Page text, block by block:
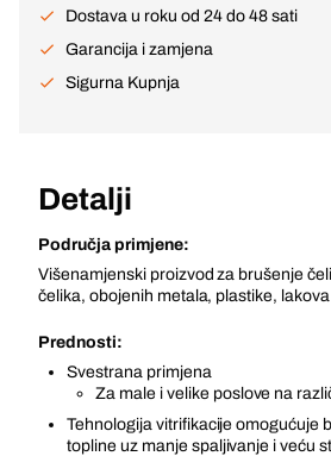
Dostava u roku od 24 do 48 sati
Garancija i zamjena
Sigurna Kupnja
Detalji
Područja primjene:
Višenamjenski proizvod za brušenje
čelika, obojenih metala, plastike,
Prednosti:
Svestrana primjena
Za male i velike poslove na
Tehnologija vitrifikacije omogućuje
topline uz manje spaljivanje i veću